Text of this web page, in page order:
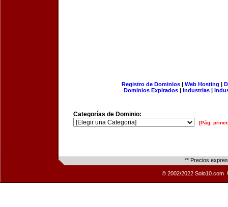
Registro de Dominios| Web Hosting |
Dominios Expirados | Industrias |
Categorías de Dominio:
[Pág.
** Precios
© 2002/2022 Solo10.com